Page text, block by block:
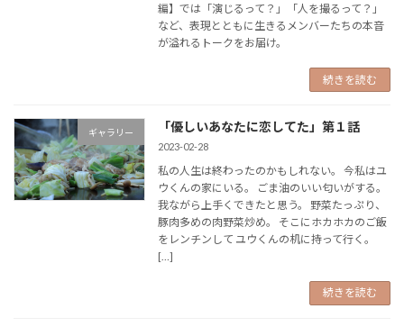
編】では「演じるって？」「人を撮るって？」
など、表現とともに生きるメンバーたちの本音
が溢れるトークをお届け。
続きを読む
ギャラリー 「優しいあなたに恋してた」第１話
2023-02-28
私の人生は終わったのかもしれない。 今私はユ
ウくんの家にいる。 ごま油のいい匂いがする。
我ながら上手くできたと思う。 野菜たっぷり、
豚肉多めの肉野菜炒め。 そこにホカホカのご飯
をレンチンして ユウくんの机に持って行く。
[…]
続きを読む